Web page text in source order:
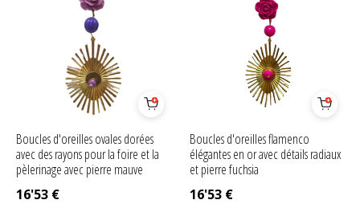
Boucles d'oreilles ovales dorées
avec des rayons pour la foire et la
pèlerinage avec pierre mauve
16'53 €
Boucles d'oreilles flamenco
élégantes en or avec détails radiaux
et pierre fuchsia
16'53 €